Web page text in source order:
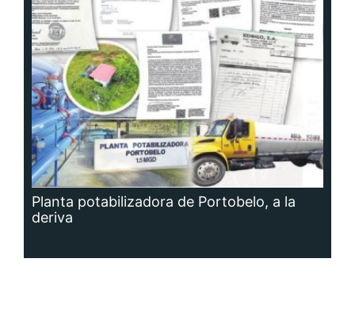
Planta potabilizadora de Portobelo, a la
deriva